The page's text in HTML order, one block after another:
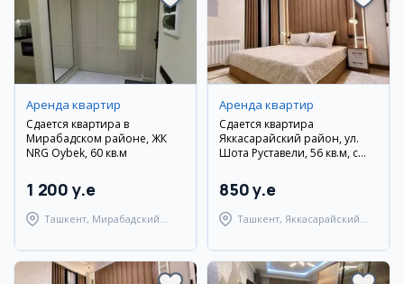
Аренда квартир
Сдается квартира в
Мирабадском районе, ЖК
NRG Oybek, 60 кв.м
1 200 y.e
Ташкент, Мирабадский
Аренда квартир
Сдается квартира
Яккасарайский район, ул.
Шота Руставели, 56 кв.м, с
850 y.e
Ташкент, Яккасарайский